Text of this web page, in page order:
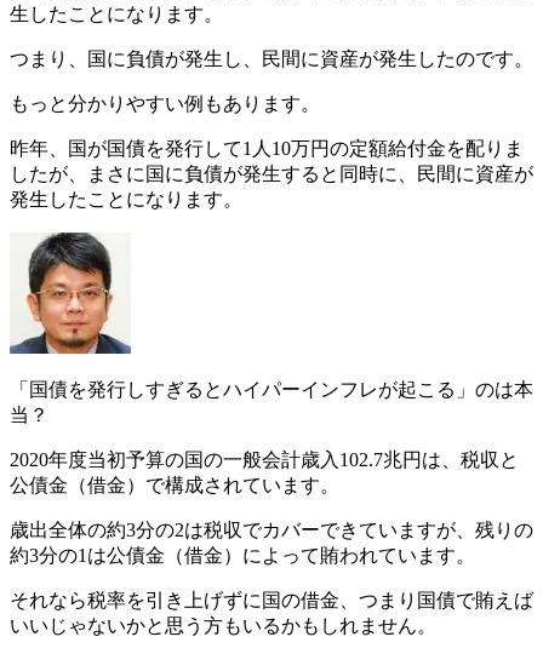
生したことになります。
つまり、 国に負債が発生し、民間に資産が発生したのです。
もっと分かりやすい例もあります。
昨年、国が国債を発行して1人10万円の定額給付金を配りま
したが、まさに国に負債が発生すると同時に、民間に資産が
発生したことになります。
「国債を発行しすぎるとハイパーインフレが起こる」のは本
当？
2020年度当初予算の国の一般会計歳入102.7兆円は、税収と
公債金（借金）で構成されています。
歳出全体の約3分の2は税収でカバーできていますが、残りの
約3分の1は公債金（借金）によって賄われています。
それなら税率を引き上げずに国の借金、つまり国債で賄えば
いいじゃないかと思う方もいるかもしれません。